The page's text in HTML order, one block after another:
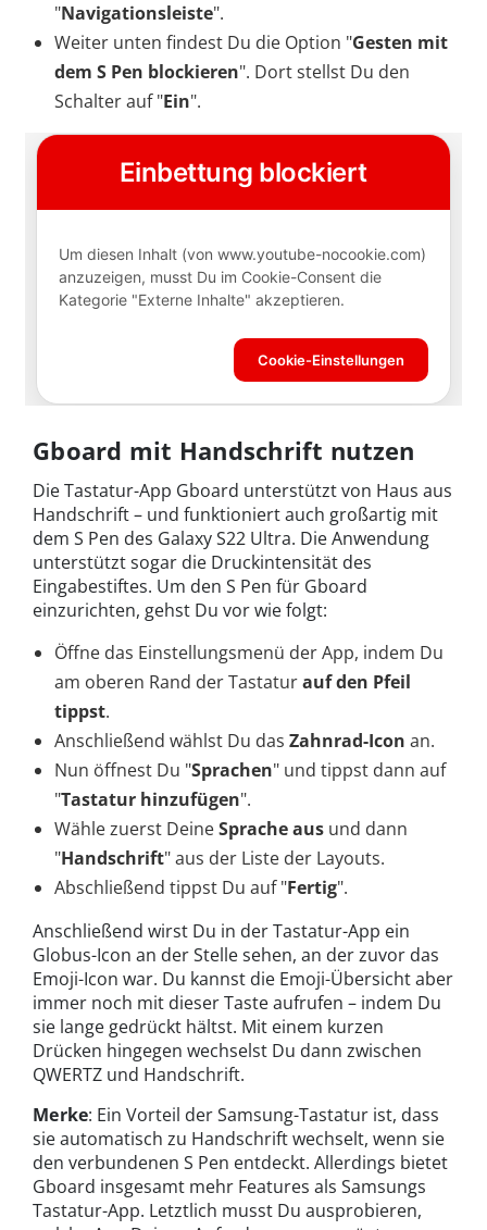
"Navigationsleiste".
Weiter unten findest Du die Option "Gesten mit
dem S Pen blockieren". Dort stellst Du den
Schalter auf "Ein".
Gboard mit Handschrift nutzen
Die Tastatur-App Gboard unterstützt von Haus aus
Handschrift – und funktioniert auch großartig mit
dem S Pen des Galaxy S22 Ultra. Die Anwendung
unterstützt sogar die Druckintensität des
Eingabestiftes. Um den S Pen für Gboard
einzurichten, gehst Du vor wie folgt:
Öffne das Einstellungsmenü der App, indem Du
am oberen Rand der Tastaturauf den Pfeil
tippst.
Anschließend wählst Du das Zahnrad-Icon an.
Nun öffnest Du "Sprachen" und tippst dann auf
"Tastatur hinzufügen".
Wähle zuerst DeineSprache aus und dann
"Handschrift" aus der Liste der Layouts.
Abschließend tippst Du auf "Fertig".
Anschließend wirst Du in der Tastatur-App ein
Globus-Icon an der Stelle sehen, an der zuvor das
Emoji-Icon war. Du kannst die Emoji-Übersicht aber
immer noch mit dieser Taste aufrufen – indem Du
sie lange gedrückt hältst. Mit einem kurzen
Drücken hingegen wechselst Du dann zwischen
QWERTZ und Handschrift.
Merke: Ein Vorteil der Samsung-Tastatur ist, dass
sie automatisch zu Handschrift wechselt, wenn sie
den verbundenen S Pen entdeckt. Allerdings bietet
Gboard insgesamt mehr Features als Samsungs
Tastatur-App. Letztlich musst Du ausprobieren,